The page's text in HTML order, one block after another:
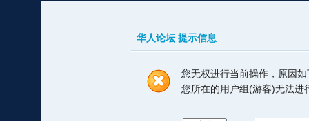
华人论坛 提示信息
您无权进行当前操作，原因如
您所在的用户组(游客)无法进